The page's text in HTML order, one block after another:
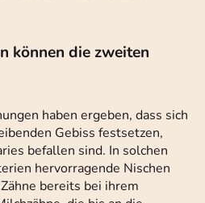
können die zweiten
haben ergeben, dass sich
Gebiss festsetzen,
befallen sind. In solchen
hervorragende Nischen
bereits bei ihrem